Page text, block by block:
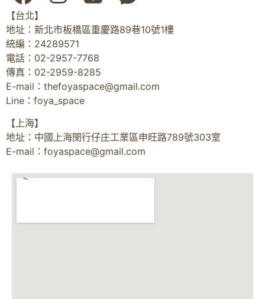
【台北】
地址：新北市板橋區重慶路89巷10號1樓
統編：24289571
電話：02-2957-7768
傳真：02-2959-8285
E-mail： thefoyaspace@gmail.com
Line：foya_space
【上海】
地址：中國上海閔行仔庄工業區申旺路789號303室
E-mail： foyaspace@gmail.com